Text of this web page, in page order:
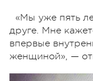
«Мы уже пять
друге. Мне
впервые
женщиной», —